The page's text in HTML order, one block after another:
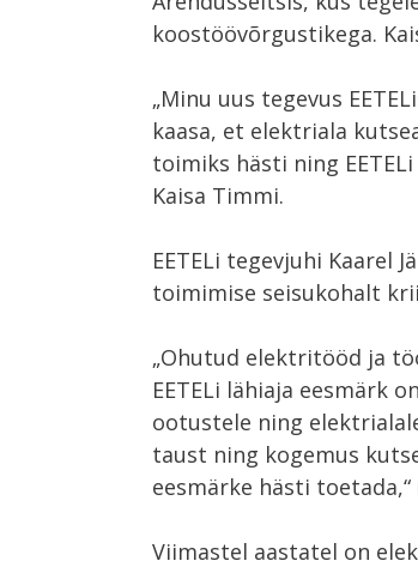
koostöövõrgustikega.
„Minu uus tegevus
kaasa, et elektriala
toimiks hästi ning
Kaisa Timmi.
EETELi tegevjuhi Kaarel
toimimise seisukohalt
„Ohutud elektritööd ja
EETELi lähiaja eesmärk
ootustele ning
taust ning kogemus
eesmärke hästi toetada,“
Viimastel aastatel on